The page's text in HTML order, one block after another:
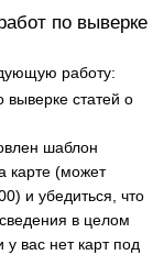
по выверке
работу:
статей о
шаблон
карте (может
и убедиться, что
в целом
у вас нет карт под